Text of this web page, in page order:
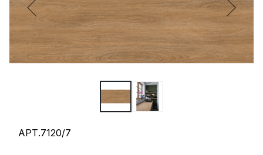
АРТ.7120/7